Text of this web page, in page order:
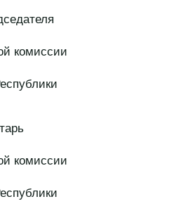
комиссии
комиссии